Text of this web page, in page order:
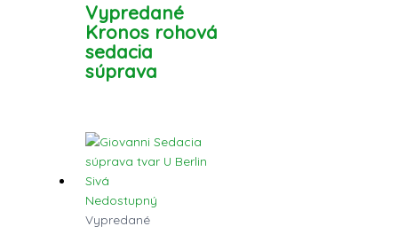
Vypredané
Kronos rohová
sedacia
súprava
Nedostupný
Vypredané